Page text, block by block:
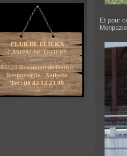
CLUB DE FLICKA
CAMPAGNE FEDERY
84120 Beaumont de Pertuis
Responsable : Nathalie
Tel : 06 82 12 23 99
Et pour